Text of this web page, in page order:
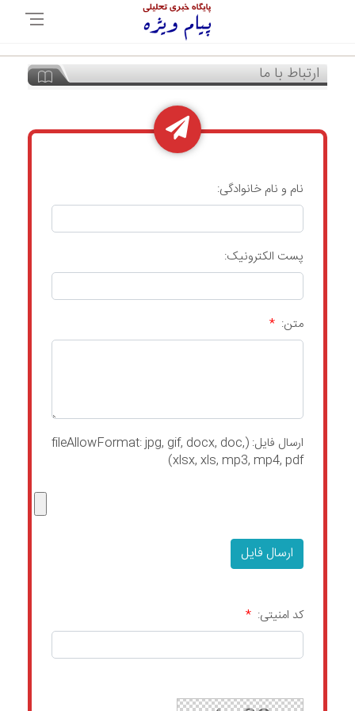
ارتباط با ما
نام و نام خانوادگی:
پست الکترونيک:
متن: *
ارسال فايل: (fileAllowFormat: jpg, gif, docx, doc,
xlsx, xls, mp3, mp4, pdf)
کد امنیتی: *